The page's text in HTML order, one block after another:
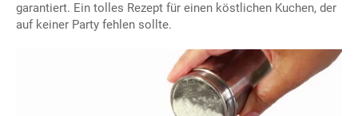
garantiert. Ein tolles Rezept für einen köstlichen Kuchen, der
auf keiner Party fehlen sollte.